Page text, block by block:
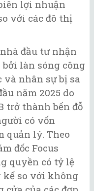
lợi nhuận
với các đô thị
đầu tư nhận
bởi làn sóng công
và nhân sự bị sa
năm 2025 do
trở thành bến đỗ
có vốn
quản lý. Theo
đốc Focus
quyền có tỷ lệ
kể so với không